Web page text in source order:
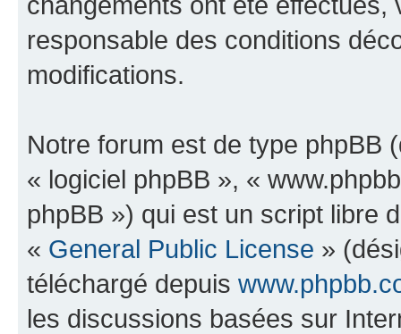
responsable des conditions
modifications.
Notre forum est de type phpBB
« logiciel phpBB », «
phpBB ») qui est un script libre
« General Public License »
téléchargé depuis
les discussions basées sur